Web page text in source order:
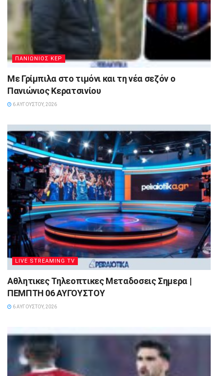
ΠΑΝΙΩΝΙΟΣ ΚΕΡ
Με Γρίμπιλα στο τιμόνι και τη νέα σεζόν ο
Πανιώνιος Κερατσινίου
6 ΑΥΓΟΎΣΤΟΥ, 2026
LIVE STREAMING TV
Αθλητικες Τηλεοπτικες Μεταδοσεις Σημερα |
ΠΕΜΠΤΗ 06 ΑΥΓΟΥΣΤΟΥ
6 ΑΥΓΟΎΣΤΟΥ, 2026